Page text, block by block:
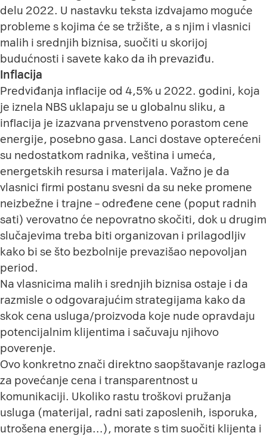
delu 2022. U nastavku teksta izdvajamo moguće
probleme s kojima će se tržište, a s njim i vlasnici
malih i srednjih biznisa, suočiti u skorijoj
budućnosti i savete kako da ih prevaziđu.
Inflacija
Predviđanja inflacije od 4,5% u 2022. godini, koja
je iznela NBS uklapaju se u globalnu sliku, a
inflacija je izazvana prvenstveno porastom cene
energije, posebno gasa. Lanci dostave opterećeni
su nedostatkom radnika, veština i umeća,
energetskih resursa i materijala. Važno je da
vlasnici firmi postanu svesni da su neke promene
neizbežne i trajne – određene cene (poput radnih
sati) verovatno će nepovratno skočiti, dok u drugim
slučajevima treba biti organizovan i prilagodljiv
kako bi se što bezbolnije prevazišao nepovoljan
period.
Na vlasnicima malih i srednjih biznisa ostaje i da
razmisle o odgovarajućim strategijama kako da
skok cena usluga/proizvoda koje nude opravdaju
potencijalnim klijentima i sačuvaju njihovo
poverenje.
Ovo konkretno znači direktno saopštavanje razloga
za povećanje cena i transparentnost u
komunikaciji. Ukoliko rastu troškovi pružanja
usluga (materijal, radni sati zaposlenih, isporuka,
utrošena energija…), morate s tim suočiti klijenta i